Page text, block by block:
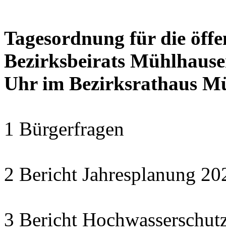
Tagesordnung für die
Bezirksbeirats
Uhr im Bezirksrathaus
1 Bürgerfragen
2 Bericht Jahresplanung
3 Bericht